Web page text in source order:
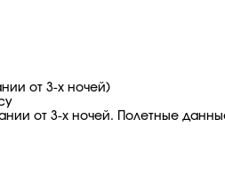
от 3-х ночей)
от 3-х ночей. Полетные